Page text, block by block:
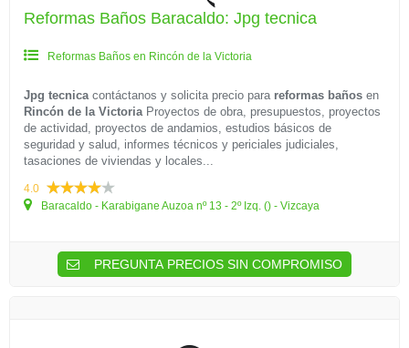
Reformas Baños Baracaldo: Jpg tecnica
Reformas Baños en Rincón de la Victoria
Jpg tecnicacontáctanos y solicita precio para reformas baños en
Rincón de la VictoriaProyectos de obra, presupuestos, proyectos
de actividad, proyectos de andamios, estudios básicos de
seguridad y salud, informes técnicos y periciales judiciales,
tasaciones de viviendas y locales...
4.0
Baracaldo - Karabigane Auzoa nº 13 - 2º Izq. () - Vizcaya
PREGUNTA PRECIOS SIN COMPROMISO